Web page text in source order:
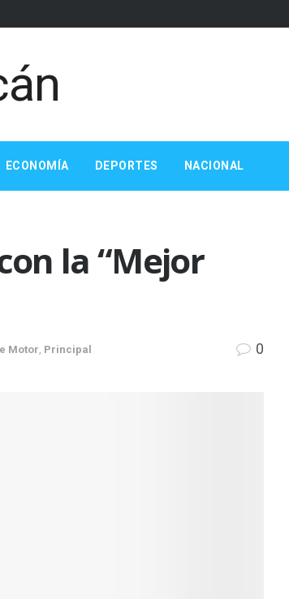
ECONOMÍA DEPORTES NACIONAL
la “Mejor
Motor Principal 0